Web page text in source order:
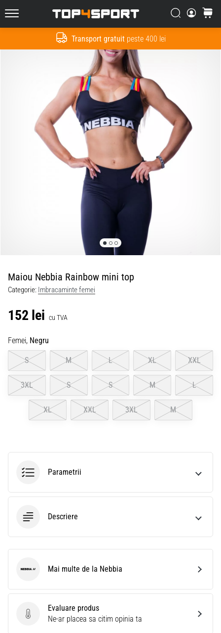
Transport gratuitpeste 400 lei
Top4Sport.ro Căutare
Cos
Maiou Nebbia Rainbow mini top
Categorie: Imbracaminte femei
152 lei cu TVA
Femei, Negru
S M L XL XXL
3XL S S M L
XL XXL 3XL M
Parametrii
Descriere
Evaluare produs
Evaluare produs
Ne-ar placea sa citim opinia ta
NebbiaMai multe de la Nebbia